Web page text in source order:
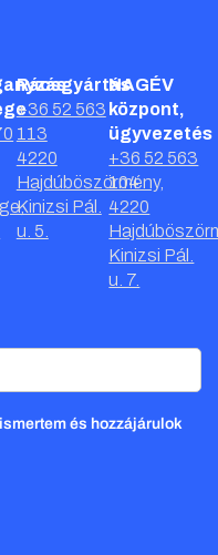
Rácsgyártás
+36 52 563
113
4220
Hajdúböszörmény,
Kinizsi Pál.
u. 5.
NAGÉV
központ,
ügyvezetés
+36 52 563
104
4220
Kinizsi Pál.
u. 7.
és hozzájárulok